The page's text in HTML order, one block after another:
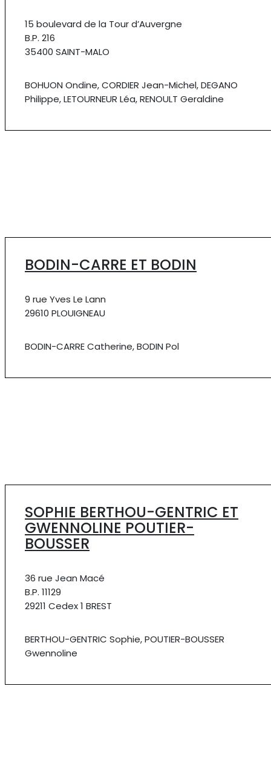
15 boulevard de la Tour d’Auvergne
B.P. 216
35400 SAINT-MALO
BOHUON Ondine, CORDIER Jean-Michel, DEGANO
Philippe, LETOURNEUR Léa, RENOULT Geraldine
BODIN-CARRE ET BODIN
9 rue Yves Le Lann
29610 PLOUIGNEAU
BODIN-CARRE Catherine, BODIN Pol
SOPHIE BERTHOU-GENTRIC ET
GWENNOLINE POUTIER-
BOUSSER
36 rue Jean Macé
B.P. 11129
29211 Cedex 1 BREST
BERTHOU-GENTRIC Sophie, POUTIER-BOUSSER
Gwennoline